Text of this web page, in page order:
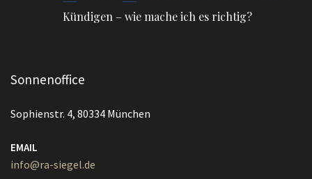
Kündigen – wie mache ich es richtig?
Sonnenoffice
Sophienstr. 4, 80334 München
EMAIL
info@ra-siegel.de